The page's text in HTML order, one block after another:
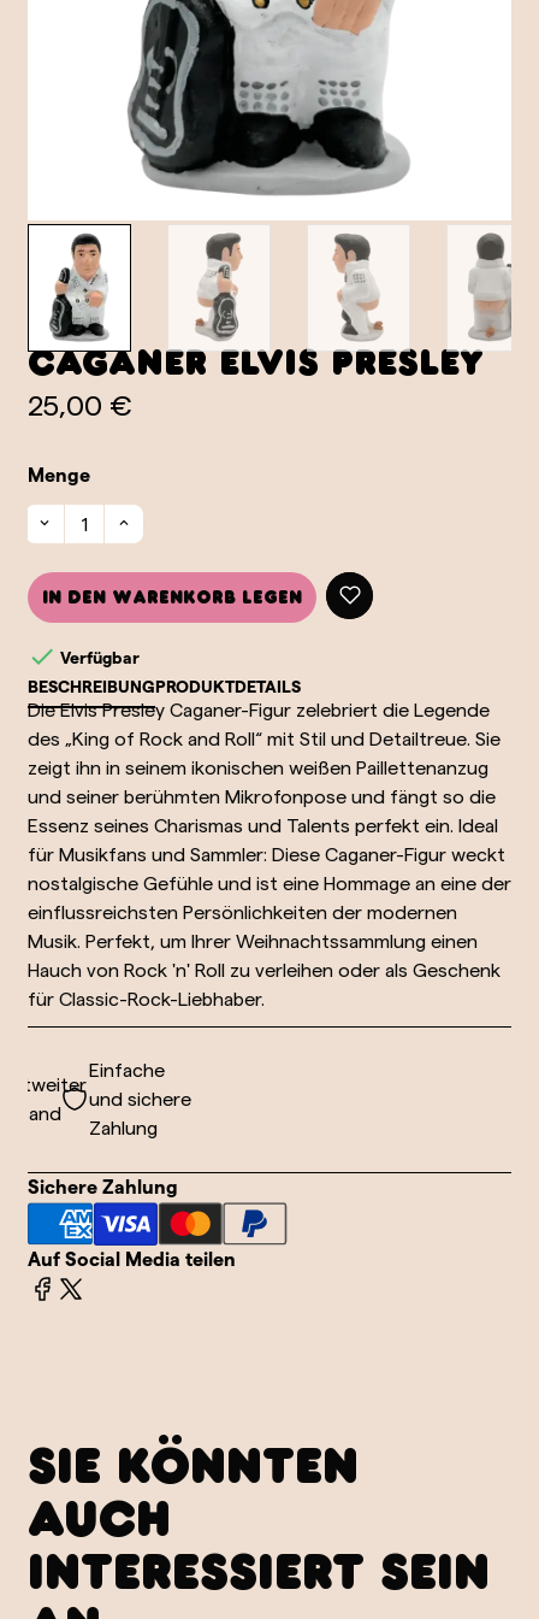
Caganer Elvis Presley
25,00 €
Menge
In den Warenkorb legen
 Verfügbar
BESCHREIBUNGPRODUKTDETAILS
Die Elvis Presley Caganer-Figur zelebriert die Legende
des „King of Rock and Roll“ mit Stil und Detailtreue. Sie
zeigt ihn in seinem ikonischen weißen Paillettenanzug
und seiner berühmten Mikrofonpose und fängt so die
Essenz seines Charismas und Talents perfekt ein. Ideal
für Musikfans und Sammler: Diese Caganer-Figur weckt
nostalgische Gefühle und ist eine Hommage an eine der
einflussreichsten Persönlichkeiten der modernen
Musik. Perfekt, um Ihrer Weihnachtssammlung einen
Hauch von Rock 'n' Roll zu verleihen oder als Geschenk
für Classic-Rock-Liebhaber.
Einfache
und sichere
Zahlung
Sichere Zahlung
Auf Social Media teilen
SIE KÖNNTEN
AUCH
INTERESSIERT SEIN